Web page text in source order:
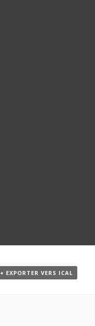
+ EXPORTER VERS ICAL